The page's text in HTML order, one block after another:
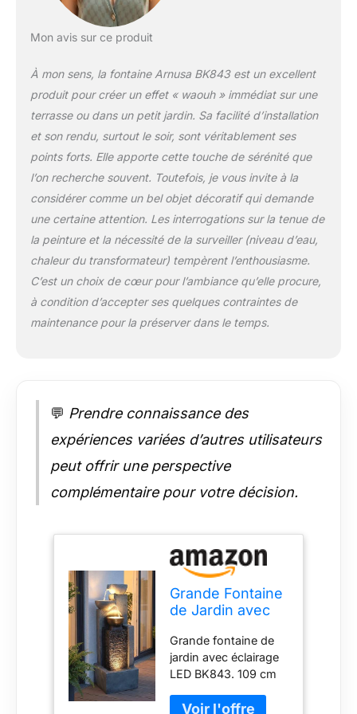
IP44 Longueur de
câble 3 mètres À
l'intérieur de la
fontaine de jardin se
trouve le bassin
d'eau, qui peut
contenir environ 30
litres d'eau. La
pompe est également
placée dans ce
bassin. Vous pouvez
placer la fontaine
librement. L'eau est
pompée dans la
l'aide de la pompe,
le mur de la cascade.
Mon avis sur ce produit
À mon sens, la fontaine Arnusa BK843 est un excellent
produit pour créer un effet « waouh » immédiat sur une
terrasse ou dans un petit jardin. Sa facilité d’installation
et son rendu, surtout le soir, sont véritablement ses
points forts. Elle apporte cette touche de sérénité que
l’on recherche souvent. Toutefois, je vous invite à la
considérer comme un bel objet décoratif qui demande
une certaine attention. Les interrogations sur la tenue de
la peinture et la nécessité de la surveiller (niveau d’eau,
chaleur du transformateur) tempèrent l’enthousiasme.
C’est un choix de cœur pour l’ambiance qu’elle procure,
à condition d’accepter ses quelques contraintes de
maintenance pour la préserver dans le temps.
💬 Prendre connaissance des
expériences variées d’autres utilisateurs
peut offrir une perspective
complémentaire pour votre décision.
Grande Fontaine
de Jardin avec
Fontaine
Cascade
décoration de
Jardin
Grande fontaine de
jardin avec éclairage
LED BK843. 109 cm
fontaine est en